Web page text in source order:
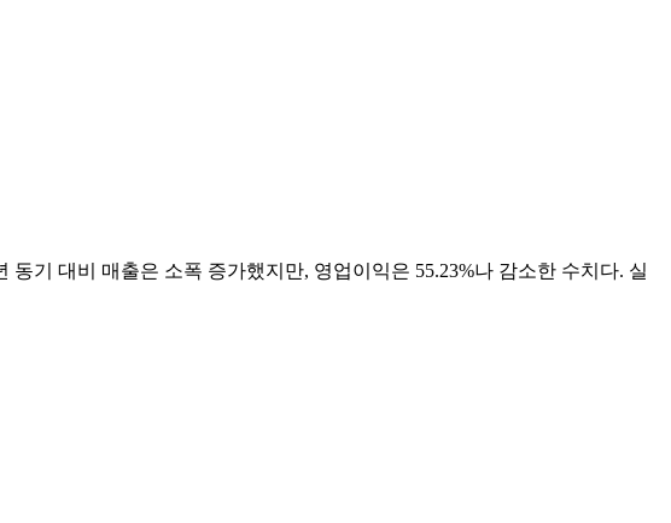
기 대비 매출은 소폭 증가했지만, 영업이익은 55.23%나 감소한 수치다. 실